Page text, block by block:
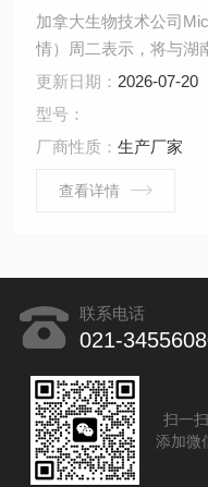
加拿大生物技术公司
情）周二表示，将与湖
蕞大的流感疫苗生产基
更新日期： 2026-07-20
型号：
厂商性质：生产厂家
查看详情
联系电话
021-
扫一扫
添加微